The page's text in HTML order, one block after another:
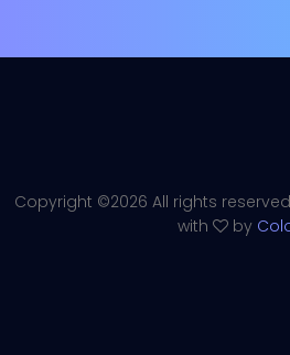
Copyright ©2026 All rights
with
by